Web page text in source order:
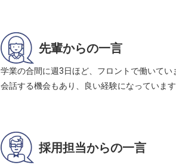
先輩からの一言
学業の合間に週3日ほど、フロントで働いて
会話する機会もあり、良い経験になっていま
採用担当からの一言